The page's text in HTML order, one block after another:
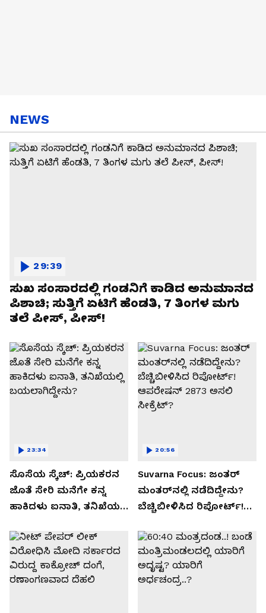
NEWS
ಸುಖ ಸಂಸಾರದಲ್ಲಿ ಗಂಡನಿಗೆ ಕಾಡಿದ ಅನುಮಾನದ
ಪಿಶಾಚಿ; ಸುತ್ತಿಗೆ ಏಟಿಗೆ ಹೆಂಡತಿ, 7 ತಿಂಗಳ ಮಗು
ತಲೆ ಪೀಸ್, ಪೀಸ್!
29:39
ಸೊಸೆಯ ಸ್ಕೆಚ್: ಪ್ರಿಯಕರನ
ಜೊತೆ ಸೇರಿ ಮನೆಗೇ ಕನ್ನ
ಹಾಕಿದಳು ಐನಾತಿ, ತನಿಖೆಯಲ್ಲಿ
23:34
Suvarna Focus: ಜಂತರ್
ಮಂತರ್‌ನಲ್ಲಿ ನಡೆದಿದ್ದೇನು?
ಬೆಚ್ಚಿಬೀಳಿಸಿದ ರಿಪೋರ್ಟ್!
ಸೀಕ್ರೆಟ್?
20:56